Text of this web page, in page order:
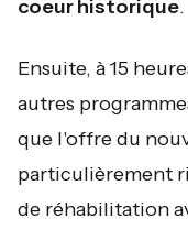
coeur historique.
Ensuite, à 15
autres
que l'offre du
particulièrement
de réhabilitation